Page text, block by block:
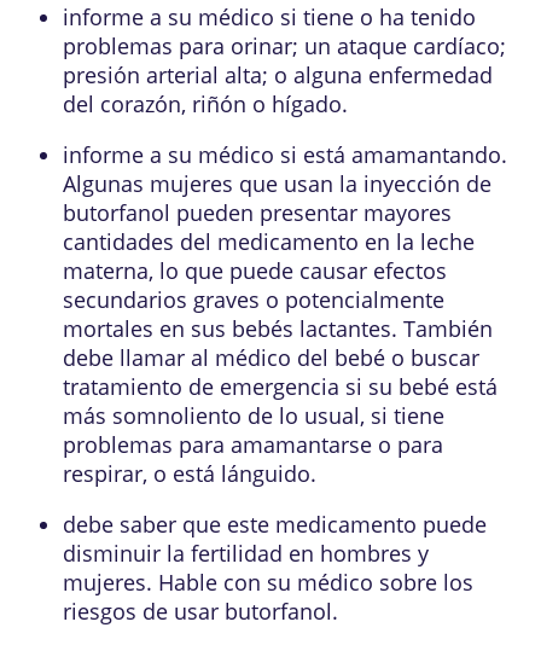
informe a su médico si tiene o ha tenido
problemas para orinar; un ataque cardíaco;
presión arterial alta; o alguna enfermedad
del corazón, riñón o hígado.
informe a su médico si está amamantando.
Algunas mujeres que usan la inyección de
butorfanol pueden presentar mayores
cantidades del medicamento en la leche
materna, lo que puede causar efectos
secundarios graves o potencialmente
mortales en sus bebés lactantes. También
debe llamar al médico del bebé o buscar
tratamiento de emergencia si su bebé está
más somnoliento de lo usual, si tiene
problemas para amamantarse o para
respirar, o está lánguido.
debe saber que este medicamento puede
disminuir la fertilidad en hombres y
mujeres. Hable con su médico sobre los
riesgos de usar butorfanol.